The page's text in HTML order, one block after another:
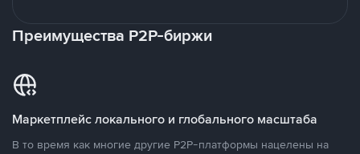
Преимущества P2P-биржи
Маркетплейс локального и глобального масштаба
В то время как многие другие P2P-платформы нацелены на